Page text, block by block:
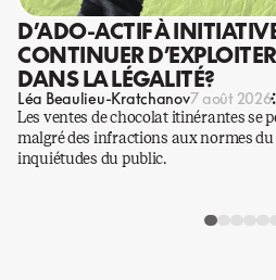
D’ADO-ACTIF À
CONTINUER
DANS LA LÉGALITÉ?
Léa Beaulieu-Kratchanov7 août 2026
Les ventes de chocolat itinérantes se
malgré des infractions aux normes
inquiétudes du public.